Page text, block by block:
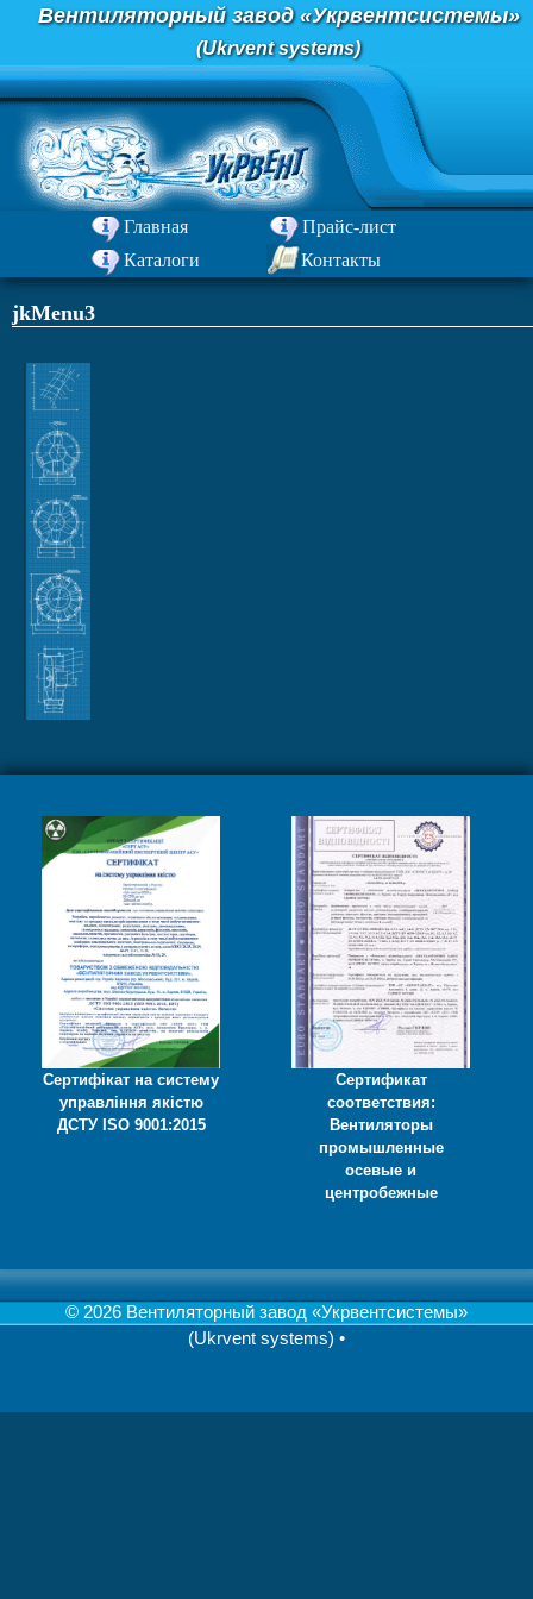
Перейти
содержимому
Вентиляторный завод «Укрвентсистемы»
(Ukrvent systems)
Главная
Прайс-лист
Каталоги
Контакты
jkMenu3
Сертифікат на систему
управління якістю
ДСТУ ISO 9001:2015
Сертификат
соответствия:
Вентиляторы
промышленные
осевые и
центробежные
© 2026 Вентиляторный завод «Укрвентсистемы»
(Ukrvent systems) •